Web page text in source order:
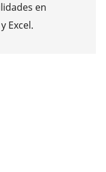
en
Excel.